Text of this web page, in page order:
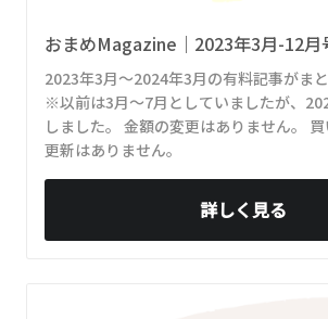
おまめMagazine｜2023年3月-12月
2023年3月～2024年3月の有料記事がまと
※以前は3月～7月としていましたが、
しました。 金額の変更はありません。 買
更新はありません。
詳しく見る